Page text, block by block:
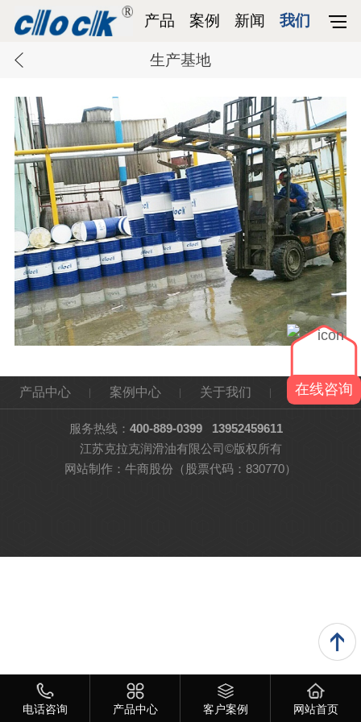
产品 案例 新闻 我们
生产基地
产品中心 案例中心 关于我们 网站地图
服务热线： 400-889-0399
13952459611
江苏克拉克润滑油有限公司©版权所有
网站制作： 牛商股份 （股票代码：830770）
电话咨询 产品中心 客户案例 网站首页
在线咨询